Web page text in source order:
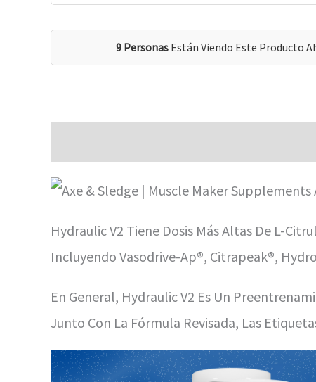
9 Personas Están Viendo Este Producto
Hydraulic V2 Tiene Dosis Más Altas De L-
Incluyendo Vasodrive-Ap®, Citrapeak®,
En General, Hydraulic V2 Es Un
Junto Con La Fórmula Revisada, Las